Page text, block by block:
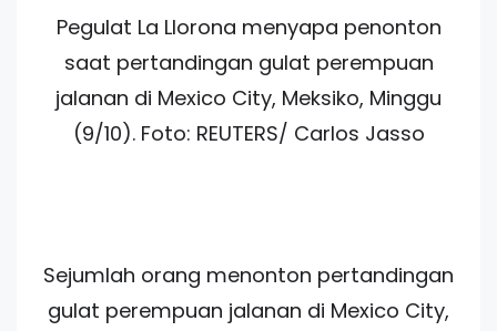
Pegulat La Llorona menyapa penonton
saat pertandingan gulat perempuan
jalanan di Mexico City, Meksiko, Minggu
(9/10). Foto: REUTERS/ Carlos Jasso
Sejumlah orang menonton pertandingan
gulat perempuan jalanan di Mexico City,